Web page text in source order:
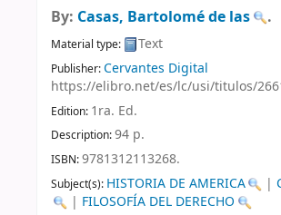
By: Casas, Bartolomé de las .
Material type: Text
Publisher:Cervantes Digital
https://elibro.net/es/lc/usi/titulos/
Edition: 1ra. Ed.
Description:94 p.
ISBN:9781312113268.
Subject(s): HISTORIA DE AMERICA |
| FILOSOFÍA DEL DERECHO